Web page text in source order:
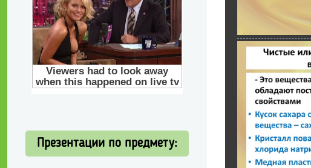
Презентации по предмету: